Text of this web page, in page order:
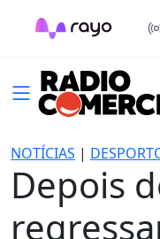
NOTÍCIAS |
Depois